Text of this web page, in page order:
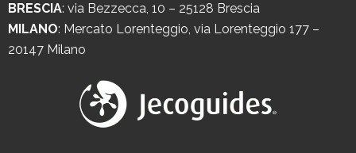
BRESCIA: via Bezzecca, 10 – 25128 Brescia
MILANO: Mercato Lorenteggio, via Lorenteggio 177 –
20147 Milano